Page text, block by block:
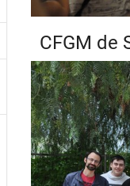
CFGM de